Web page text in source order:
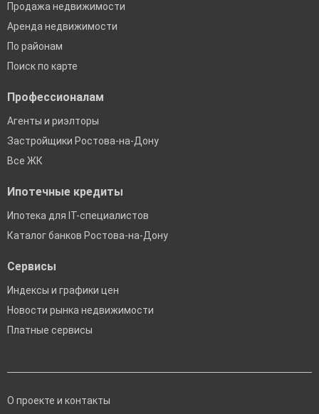
Продажа недвижимости
Аренда недвижимости
По районам
Поиск по карте
Профессионалам
Агенты и риэлторы
Застройщики Ростова-на-Дону
Все ЖК
Ипотечные кредиты
Ипотека для IT-специалистов
Каталог банков Ростова-на-Дону
Сервисы
Индексы и графики цен
Новости рынка недвижимости
Платные сервисы
О проекте и контакты